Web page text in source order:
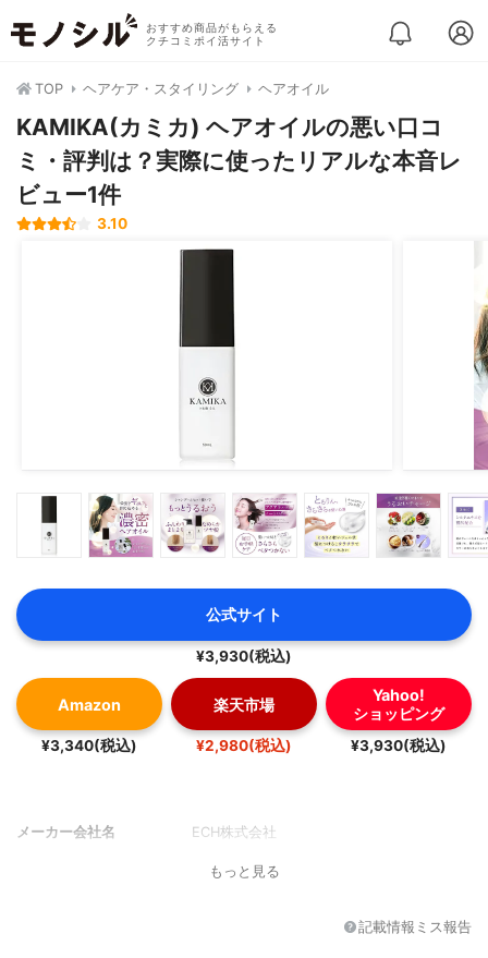
おすすめ商品がもらえる
クチコミポイ活サイト
TOP ヘアケア・スタイリング ヘアオイル
KAMIKA(カミカ) ヘアオイルの悪い口コ
ミ・評判は？実際に使ったリアルな本音レ
ビュー1件
3.10
公式サイト
¥3,930(税込)
Amazon
¥3,340(税込)
楽天市場
¥2,980(税込)
Yahoo!
ショッピング
¥3,930(税込)
メーカー会社名 ECH株式会社
もっと見る
記載情報ミス報告